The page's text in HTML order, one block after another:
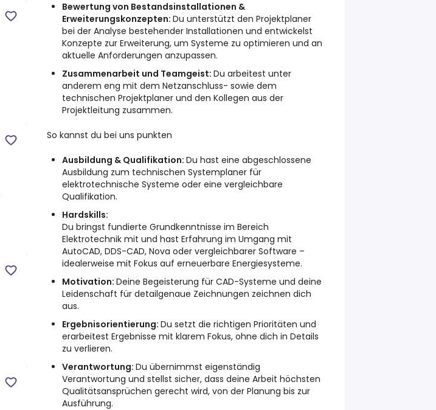
Bewertung von Bestandsinstallationen &
Erweiterungskonzepten: Du unterstützt den Projektplaner
bei der Analyse bestehender Installationen und entwickelst
Konzepte zur Erweiterung, um Systeme zu optimieren und an
aktuelle Anforderungen anzupassen.
Zusammenarbeit und Teamgeist: Du arbeitest unter
anderem eng mit dem Netzanschluss- sowie dem
technischen Projektplaner und den Kollegen aus der
Projektleitung zusammen.
So kannst du bei uns punkten
Ausbildung & Qualifikation: Du hast eine abgeschlossene
Ausbildung zum technischen Systemplaner für
elektrotechnische Systeme oder eine vergleichbare
Qualifikation.
Hardskills:
Du bringst fundierte Grundkenntnisse im Bereich
Elektrotechnik mit und hast Erfahrung im Umgang mit
AutoCAD, DDS-CAD, Nova oder vergleichbarer Software –
idealerweise mit Fokus auf erneuerbare Energiesysteme.
Motivation: Deine Begeisterung für CAD-Systeme und deine
Leidenschaft für detailgenaue Zeichnungen zeichnen dich
aus.
Ergebnisorientierung: Du setzt die richtigen Prioritäten und
erarbeitest Ergebnisse mit klarem Fokus, ohne dich in Details
zu verlieren.
Verantwortung: Du übernimmst eigenständig
Verantwortung und stellst sicher, dass deine Arbeit höchsten
Qualitätsansprüchen gerecht wird, von der Planung bis zur
Ausführung.